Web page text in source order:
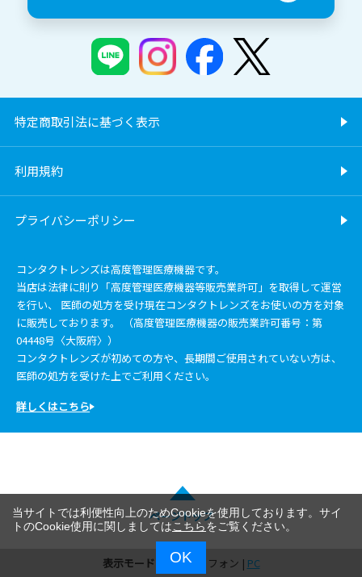
特定商取引法に基づく表示
利用規約
プライバシーポリシー
コンタクトレンズは高度管理医療機器です。
当店は法律に則り「高度管理医療機器等販売業許可」を取得して運営
を行い、 医師の処方を受け現在コンタクトレンズをお使いの方を対象
に販売しております。 （高度管理医療機器の販売業許可番号：第
04448号〈大阪府〉）
コンタクトレンズが初めての方や、長期間ご使用されていない方は、
医師の処方を受けた上でご利用ください。
詳しくはこちら
ページトップ
表示モード： スマートフォン | PC
当サイトでは利便性向上のためCookieを使用しております。サイ
トのCookie使用に関しましてはこちらをご覧ください。
OK